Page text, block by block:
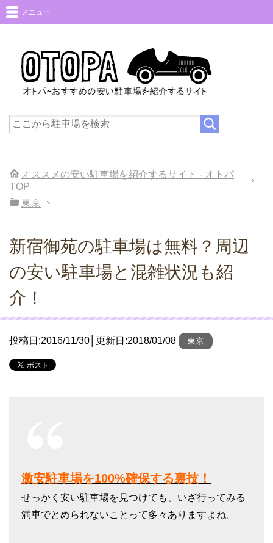
メニュー
オススメの安い駐車場を紹介するサイト - オトパ
TOP
東京
新宿御苑の駐車場は無料？周辺
の安い駐車場と混雑状況も紹
介！
投稿日:2016/11/30 │更新日:2018/01/08 東京
激安駐車場を100%確保する裏技！
せっかく安い駐車場を見つけても、いざ行ってみる
満車でとめられないことって多々ありますよね。